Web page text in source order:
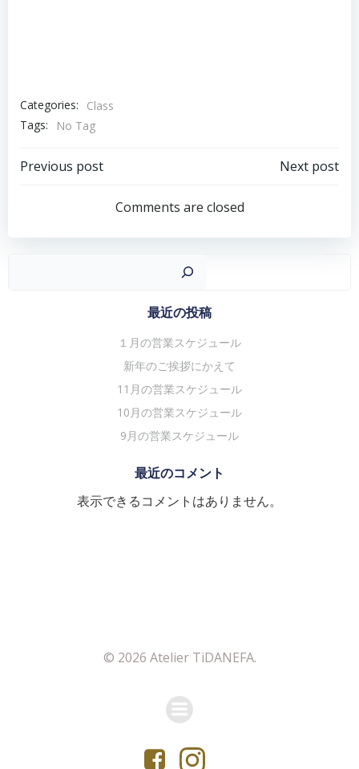
Categories:
Class
Tags:
No Tag
投
ビ
Previous post
ナ
ビ
ゲ
シ
ョ
ン
Next post
Comments are closed
最近の投稿
１月の営業スケジュール
新年のご挨拶にかえて
11月の営業スケジュール
10月の営業スケジュール
9月の営業スケジュール
最近のコメント
表示できるコメントはありません。
© 2026 Atelier TiDANEFA.